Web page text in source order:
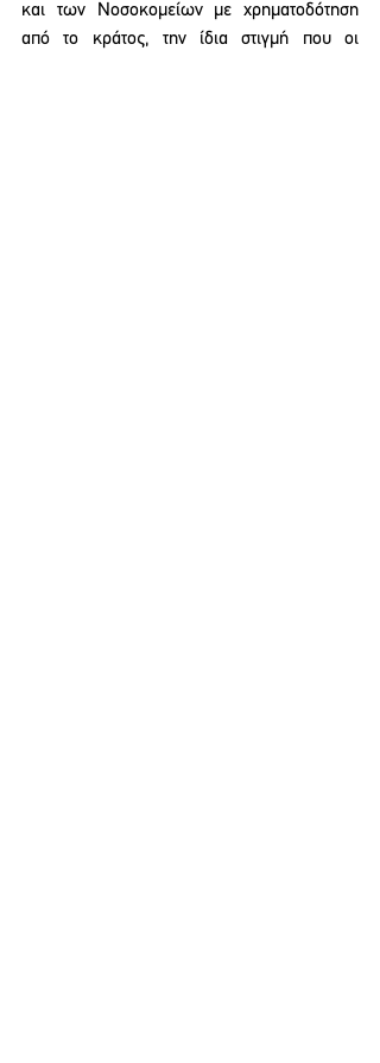
και των Νοσοκομείων με χρηματοδότηση
από το κράτος, την ίδια στιγμή που οι